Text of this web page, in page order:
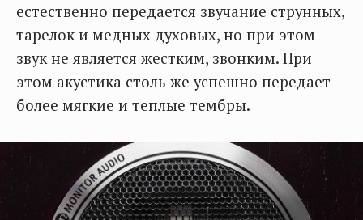
естественно передается звучание струнных,
тарелок и медных духовых, но при этом
звук не является жестким, звонким. При
этом акустика столь же успешно передает
более мягкие и теплые тембры.